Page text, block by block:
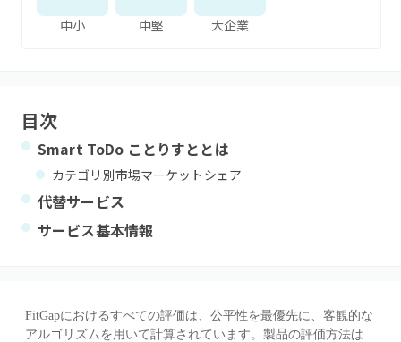
中小 中堅 大企業
目次
Smart ToDo ことりすと とは
カテゴリ別市場マーケットシェア
代替サービス
サービス基本情報
FitGapにおけるすべての評価は、公平性を最優先に、客観的な
アルゴリズムを用いて計算されています。製品の評価方法は